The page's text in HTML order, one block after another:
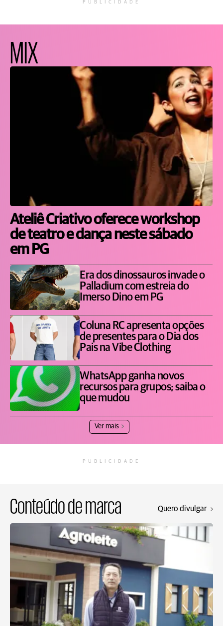
PUBLICIDADE
MIX
Ateliê Criativo oferece workshop
de teatro e dança neste sábado
em PG
Era dos dinossauros invade o
Palladium com estreia do
Imerso Dino em PG
Coluna RC apresenta opções
de presentes para o Dia dos
Pais na Vibe Clothing
WhatsApp ganha novos
recursos para grupos; saiba o
que mudou
Ver mais
PUBLICIDADE
Conteúdo de marca Quero divulgar